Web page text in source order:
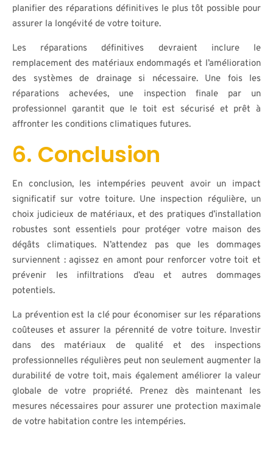
planifier des réparations définitives le plus tôt possible pour
assurer la longévité de votre toiture.
Les réparations définitives devraient inclure le
remplacement des matériaux endommagés et l’amélioration
des systèmes de drainage si nécessaire. Une fois les
réparations achevées, une inspection finale par un
professionnel garantit que le toit est sécurisé et prêt à
affronter les conditions climatiques futures.
6. Conclusion
En conclusion, les intempéries peuvent avoir un impact
significatif sur votre toiture. Une inspection régulière, un
choix judicieux de matériaux, et des pratiques d’installation
robustes sont essentiels pour protéger votre maison des
dégâts climatiques. N’attendez pas que les dommages
surviennent : agissez en amont pour renforcer votre toit et
prévenir les infiltrations d’eau et autres dommages
potentiels.
La prévention est la clé pour économiser sur les réparations
coûteuses et assurer la pérennité de votre toiture. Investir
dans des matériaux de qualité et des inspections
professionnelles régulières peut non seulement augmenter la
durabilité de votre toit, mais également améliorer la valeur
globale de votre propriété. Prenez dès maintenant les
mesures nécessaires pour assurer une protection maximale
de votre habitation contre les intempéries.